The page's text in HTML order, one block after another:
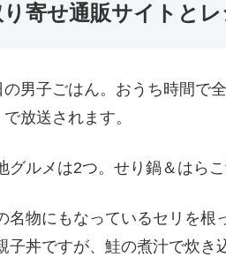
寄せ通販サイトと
男子ごはん。おうち時間で
放送されます。
ルメは2つ。せり鍋＆はらこ
物にもなっているセリを根
丼ですが、鮭の煮汁で炊き